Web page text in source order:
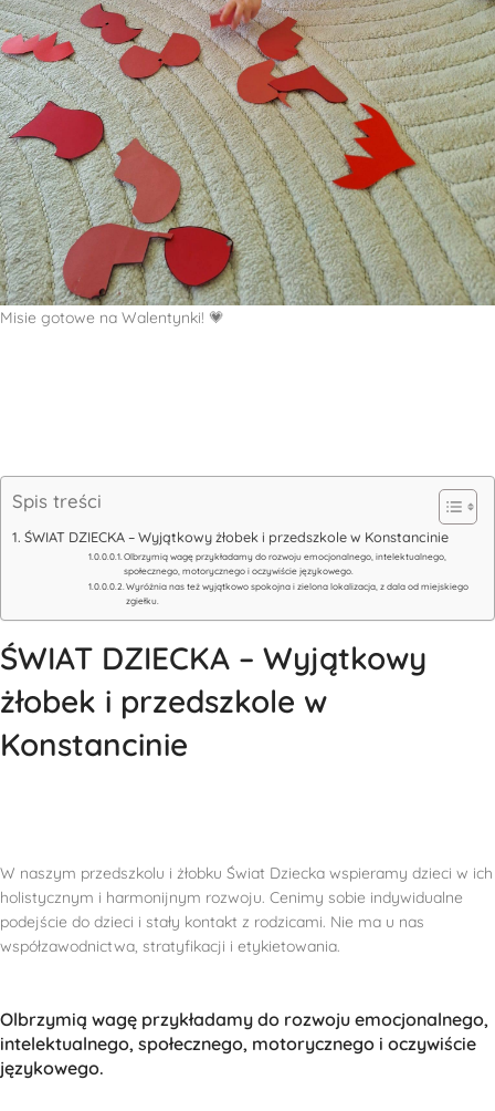
Misie gotowe na Walentynki! 💗
Spis treści
ŚWIAT DZIECKA – Wyjątkowy żłobek i przedszkole w Konstancinie
Olbrzymią wagę przykładamy do rozwoju emocjonalnego, intelektualnego,
społecznego, motorycznego i oczywiście językowego.
Wyróżnia nas też wyjątkowo spokojna i zielona lokalizacja, z dala od miejskiego
zgiełku.
ŚWIAT DZIECKA – Wyjątkowy
żłobek i przedszkole w
Konstancinie
W naszym przedszkolu i żłobku Świat Dziecka wspieramy dzieci w ich
holistycznym i harmonijnym rozwoju. Cenimy sobie indywidualne
podejście do dzieci i stały kontakt z rodzicami. Nie ma u nas
współzawodnictwa, stratyfikacji i etykietowania.
Olbrzymią wagę przykładamy do rozwoju emocjonalnego,
intelektualnego, społecznego, motorycznego i oczywiście
językowego.